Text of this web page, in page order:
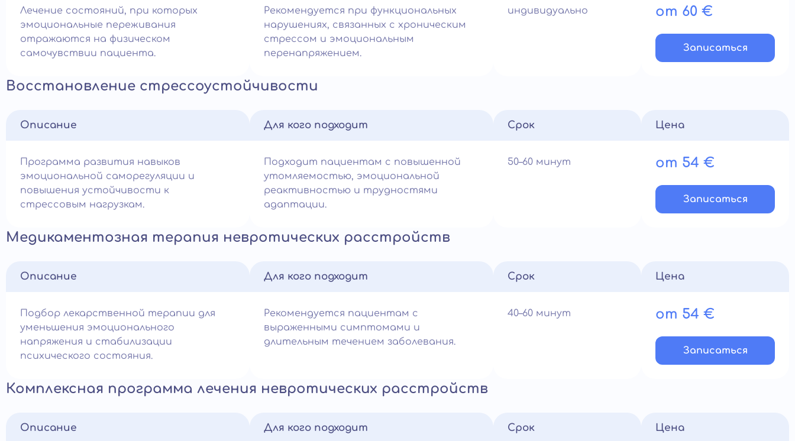
Лечение состояний, при которых
эмоциональные переживания
отражаются на физическом
самочувствии пациента.
Рекомендуется при функциональных
нарушениях, связанных с хроническим
стрессом и эмоциональным
перенапряжением.
индивидуально от 60 €
Записатьcя
Восстановление стрессоустойчивости
Описание
Программа развития навыков
эмоциональной саморегуляции и
повышения устойчивости к
стрессовым нагрузкам.
Для кого подходит
Подходит пациентам с повышенной
утомляемостью, эмоциональной
реактивностью и трудностями
адаптации.
Срок
50–60 минут
Цена
от 54 €
Записатьcя
Медикаментозная терапия невротических расстройств
Описание
Подбор лекарственной терапии для
уменьшения эмоционального
напряжения и стабилизации
психического состояния.
Для кого подходит
Рекомендуется пациентам с
выраженными симптомами и
длительным течением заболевания.
Срок
40–60 минут
Цена
от 54 €
Записатьcя
Комплексная программа лечения невротических расстройств
Описание Для кого подходит Срок Цена